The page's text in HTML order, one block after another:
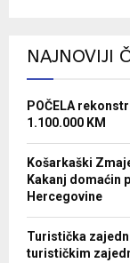
NAJNOVIJI
POČELA
1.100.000 KM
Košarkaški
Kakanj domaćin
Hercegovine
Turistička
turističkim